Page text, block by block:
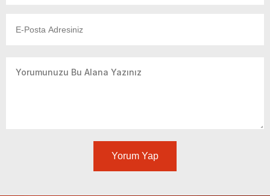
Yorum Yap